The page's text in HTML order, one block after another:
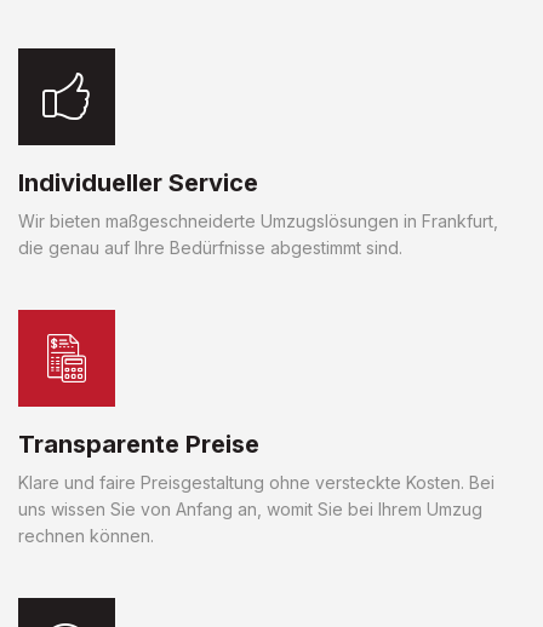
Individueller Service
Wir bieten maßgeschneiderte Umzugslösungen in Frankfurt,
die genau auf Ihre Bedürfnisse abgestimmt sind.
Transparente Preise
Klare und faire Preisgestaltung ohne versteckte Kosten. Bei
uns wissen Sie von Anfang an, womit Sie bei Ihrem Umzug
rechnen können.